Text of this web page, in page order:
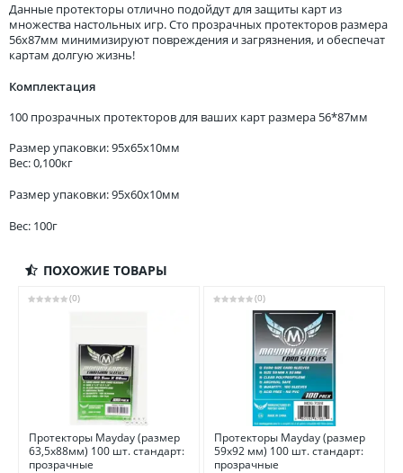
Данные протекторы отлично подойдут для защиты карт из
множества настольных игр. Сто прозрачных протекторов размера
56x87мм минимизируют повреждения и загрязнения, и обеспечат
картам долгую жизнь!
Комплектация
100 прозрачных протекторов для ваших карт размера 56*87мм
Размер упаковки: 95x65x10мм
Вес: 0,100кг
Размер упаковки: 95x60x10мм
Вес: 100г
ПОХОЖИЕ ТОВАРЫ
(0)
Протекторы Mayday (размер
63,5х88мм) 100 шт. стандарт:
прозрачные
(0)
Протекторы Mayday (размер
59х92 мм) 100 шт. стандарт:
прозрачные